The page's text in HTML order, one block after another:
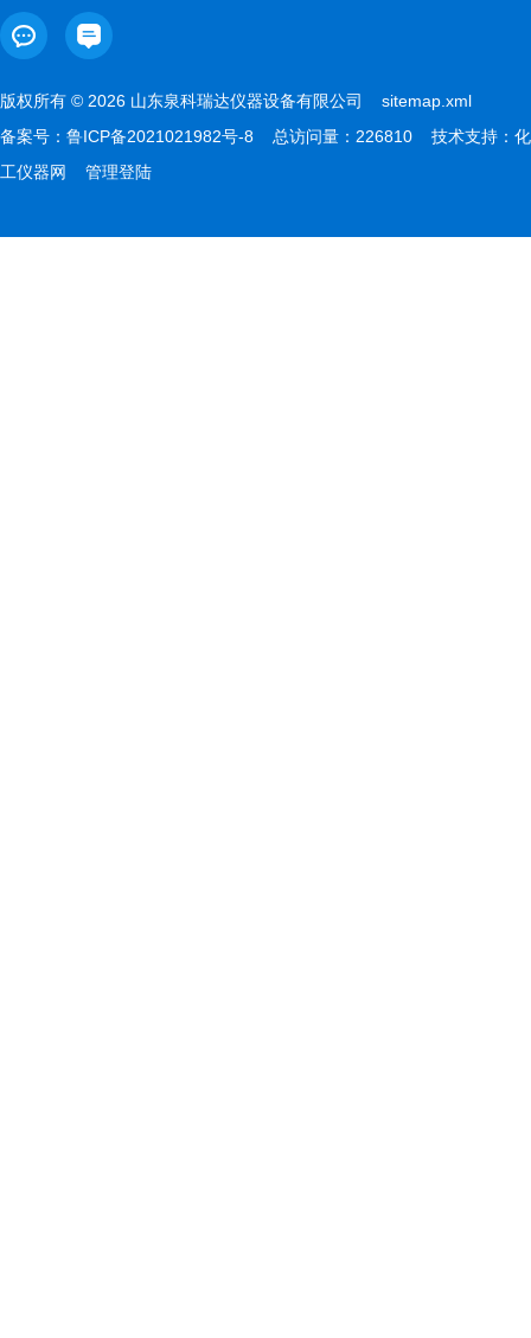
版权所有 © 2026 山东泉科瑞达仪器设备有限公司 sitemap.xml
备案号： 鲁ICP备2021021982号-8 总访问量：226810 技术支持： 化
工仪器网
管理登陆